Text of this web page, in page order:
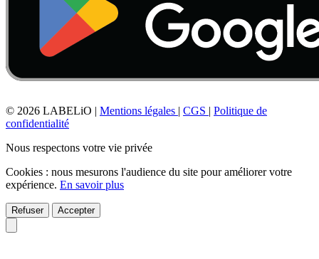
© 2026 LABELiO | Mentions légales | CGS | Politique de
confidentialité
Nous respectons votre vie privée
Cookies : nous mesurons l'audience du site pour améliorer votre
expérience. En savoir plus
Refuser Accepter